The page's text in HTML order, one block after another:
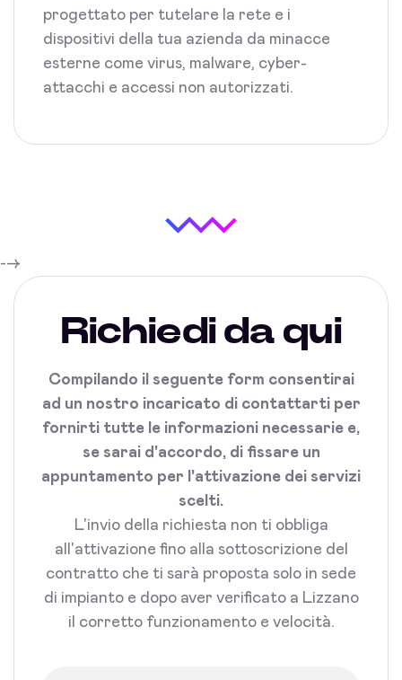
progettato per tutelare la rete e i
dispositivi della tua azienda da minacce
esterne come virus, malware, cyber-
attacchi e accessi non autorizzati.
-->
Richiedi da qui
Compilando il seguente form consentirai
ad un nostro incaricato di contattarti per
fornirti tutte le informazioni necessarie e,
se sarai d'accordo, di fissare un
appuntamento per l'attivazione dei servizi
scelti.
L'invio della richiesta non ti obbliga
all'attivazione fino alla sottoscrizione del
contratto che ti sarà proposta solo in sede
di impianto e dopo aver verificato a Lizzano
il corretto funzionamento e velocità.